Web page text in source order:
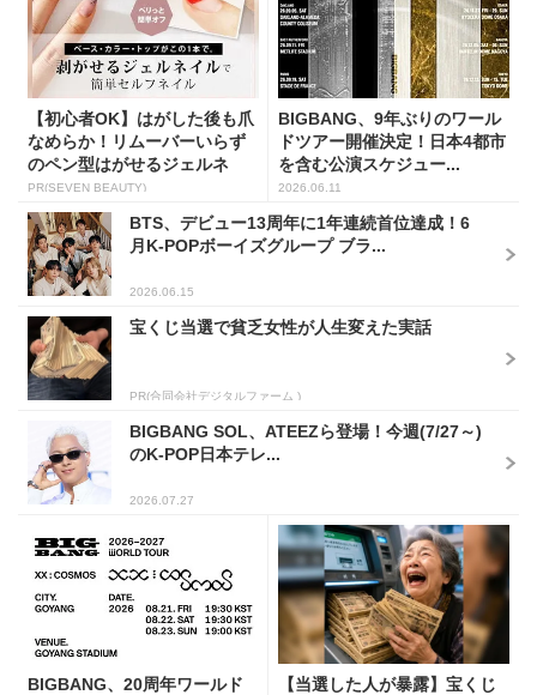
【初心者OK】はがした後も爪
なめらか！リムーバーいらず
のペン型はがせるジェルネ
イ...
PR(SEVEN BEAUTY)
BIGBANG、9年ぶりのワール
ドツアー開催決定！日本4都市
を含む公演スケジュー...
2026.06.11
BTS、デビュー13周年に1年連続首位達成！6
月K-POPボーイズグループ ブラ...
2026.06.15
宝くじ当選で貧乏女性が人生変えた実話
PR(合同会社デジタルファーム )
BIGBANG SOL、ATEEZら登場！今週(7/27～)
のK-POP日本テレ...
2026.07.27
BIGBANG、20周年ワールド
【当選した人が暴露】宝くじ